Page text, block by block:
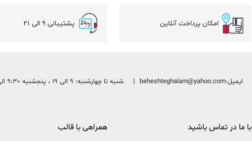
امکان پرداخت آنلاین پشتیبانی 9 الی 21
ایمیل:beheshteghalam@yahoo.com شنبه تا چهارشنبه: 9 الی 19 ، پنجشنبه 9:30 الی 13:30
با ما در تماس باشید
همراهی با قالب